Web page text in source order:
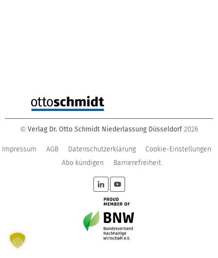
© Verlag Dr. Otto Schmidt Niederlassung Düsseldorf 2026
Impressum AGB Datenschutzerklärung
Cookie-Einstellungen
Abo kündigen
Barrierefreiheit